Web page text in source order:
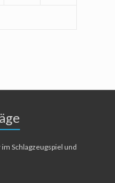
Schlagzeugspiel und